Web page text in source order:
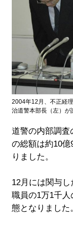
2004年12月、不正経
治道警本部長（左）が
道警の内部調査
の総額は約10
りました。
12月には関与
職員の1万1千
態となりました